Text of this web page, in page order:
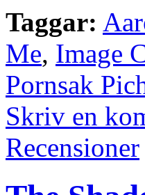
Taggar:
Me, Image
Pornsak
Skriv en
Recensioner